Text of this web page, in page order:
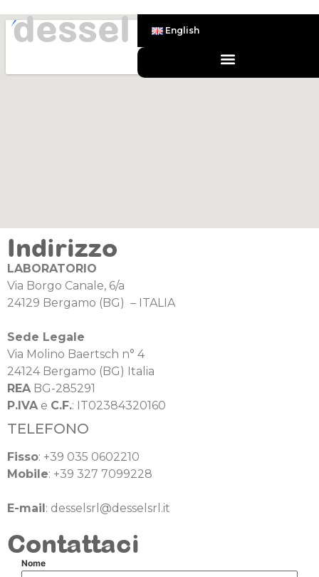
English
dessel
Indirizzo
LABORATORIO
Via Borgo Canale, 6/a
24129 Bergamo (BG) – ITALIA
Sede Legale
Via Molino Baertsch n° 4
24124 Bergamo (BG) Italia
REABG-285291
P.IVAe C.F.: IT02384320160
TELEFONO
Fisso: +39 035 0602210
Mobile: +39 327 7099228
E-mail: desselsrl@desselsrl.it
Contattaci
Nome